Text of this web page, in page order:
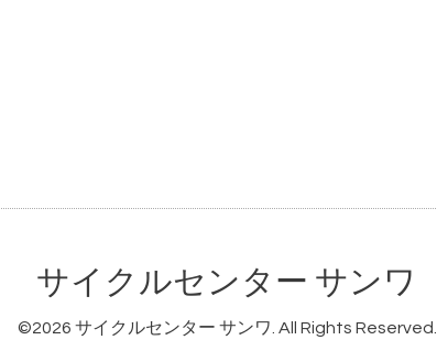
サイクルセンター サンワ
©2026 サイクルセンター サンワ. All Rights Reserved.